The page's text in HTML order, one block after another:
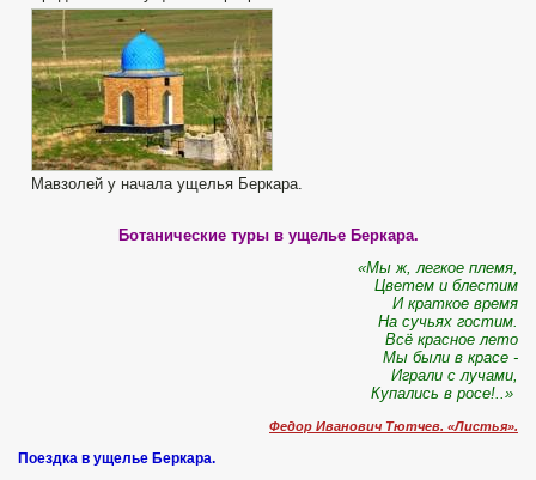
Мавзолей у начала ущелья Беркара.
Ботанические туры в ущелье Беркара.
«Мы ж, легкое племя,
Цветем и блестим
И краткое время
На сучьях гостим.
Всё красное лето
Мы были в красе -
Играли с лучами,
Купались в росе!..»
Федор Иванович Тютчев. «Листья».
Поездка в ущелье Беркара.